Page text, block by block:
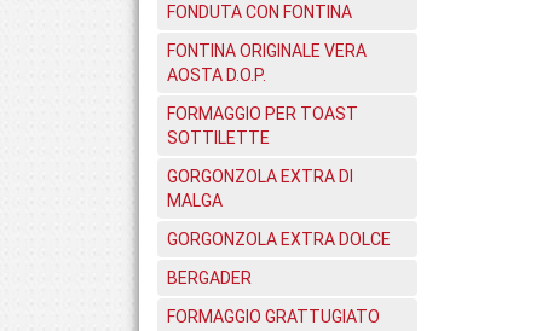
FONDUTA CON FONTINA
FONTINA ORIGINALE VERA
AOSTA D.O.P.
FORMAGGIO PER TOAST
SOTTILETTE
GORGONZOLA EXTRA DI
MALGA
GORGONZOLA EXTRA DOLCE
BERGADER
FORMAGGIO GRATTUGIATO